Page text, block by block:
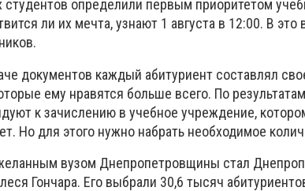
студентов определили первым приоритетом
ли их мечта, узнают 1 августа в 12:00. В
документов каждый абитуриент составлял
ему нравятся больше всего. По
к зачислению в учебное учреждение,
Но для этого нужно набрать необходимое
вузом Днепропетровщины стал
Гончара. Его выбрали 30,6 тысяч